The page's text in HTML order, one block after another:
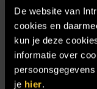
De website van
cookies en
kun je deze
informatie over
je hier.
Samenwerken
Sensire
Showroom
SIDN